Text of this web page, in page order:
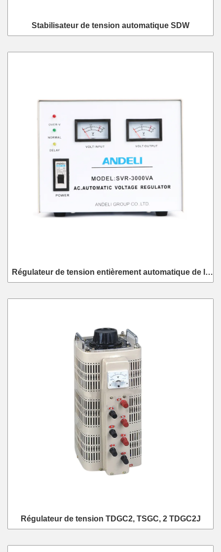
Stabilisateur de tension automatique SDW
Régulateur de tension entièrement automatique de la
Régulateur de tension TDGC2, TSGC, 2 TDGC2J